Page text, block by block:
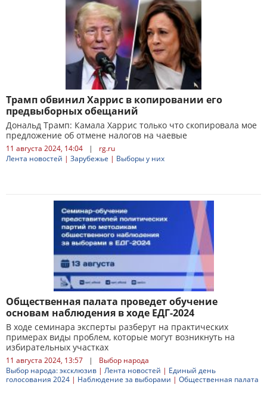
Трамп обвинил Харрис в копировании его
предвыборных обещаний
Дональд Трамп: Камала Харрис только что скопировала мое
предложение об отмене налогов на чаевые
11 августа 2024, 14:04 |
rg.ru
Лента новостей | Зарубежье | Выборы у них
Общественная палата проведет обучение
основам наблюдения в ходе ЕДГ-2024
В ходе семинара эксперты разберут на практических
примерах виды проблем, которые могут возникнуть на
избирательных участках
11 августа 2024, 13:57 |
Выбор народа
Выбор народа: эксклюзив | Лента новостей | Единый день
голосования 2024 | Наблюдение за выборами | Общественная палата